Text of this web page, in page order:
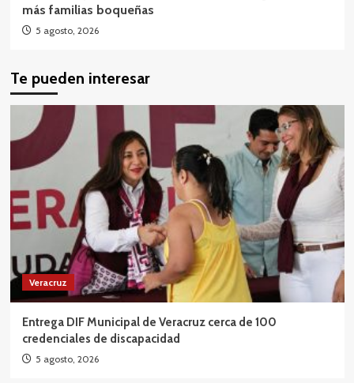
más familias boqueñas
5 agosto, 2026
Te pueden interesar
Veracruz
Entrega DIF Municipal de Veracruz cerca de 100
credenciales de discapacidad
5 agosto, 2026